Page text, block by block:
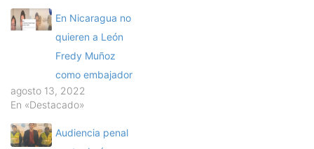
En Nicaragua no
quieren a León
Fredy Muñoz
como embajador
agosto 13, 2022
En «Destacado»
Audiencia penal